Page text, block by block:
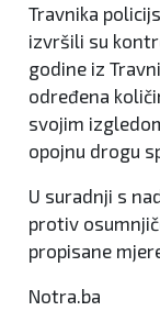
Travnika
izvršili su
godine iz
određena
svojim
opojnu drogu
U suradnji s
protiv
propisane
Notra.ba